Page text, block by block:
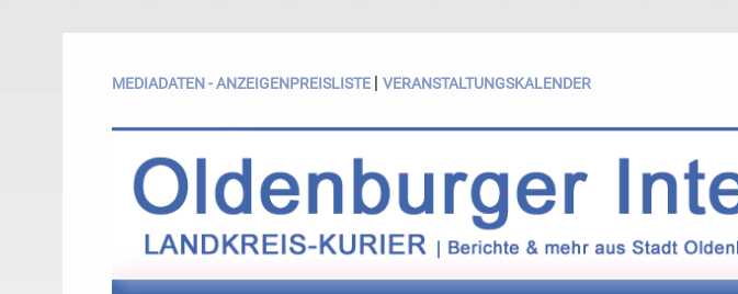
MEDIADATEN - ANZEIGENPREISLISTE | VERANSTALTUNGSKALENDER